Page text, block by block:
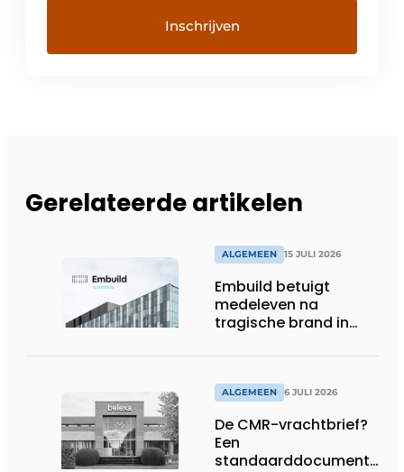
Gerelateerde artikelen
ALGEMEEN 15 JULI 2026
Embuild betuigt
medeleven na
tragische brand in
ALGEMEEN 6 JULI 2026
De CMR-vrachtbrief?
Een
standaarddocument